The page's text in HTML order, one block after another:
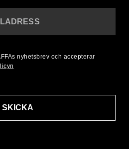
SKICKA
nyhetsbrev och accepterar